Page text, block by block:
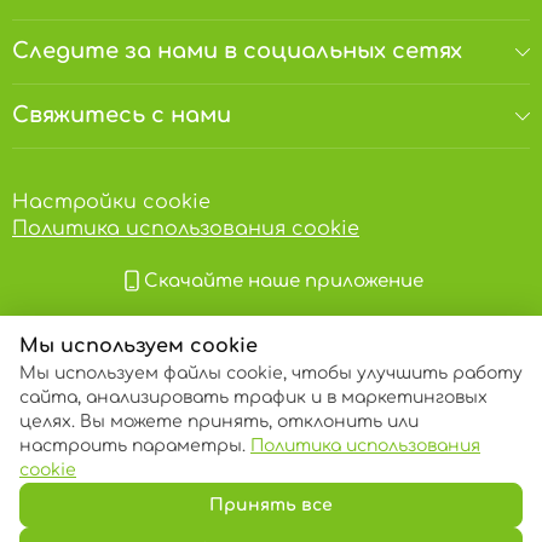
температуре от 3°С до 18°С (без резких
месяцев. Годен до: смотри на упаковке.
Следите за нами в социальных сетях
Свяжитесь с нами
Настройки cookie
Политика использования cookie
Скачайте наше приложение
© 2013 – 2026 ECOM
Мы используем cookie
Мы используем файлы cookie, чтобы улучшить работу
сайта, анализировать трафик и в маркетинговых
целях. Вы можете принять, отклонить или
настроить параметры. Политика использования
cookie
Принять все